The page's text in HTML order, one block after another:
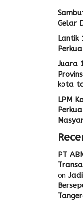
Gelar
Lantik
Juara
kota
LPM
PT
on